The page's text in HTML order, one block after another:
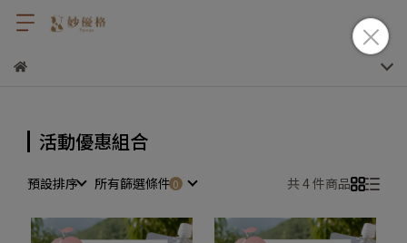
活動優惠組合
預設排序 所有篩選條件 共 4 件商品